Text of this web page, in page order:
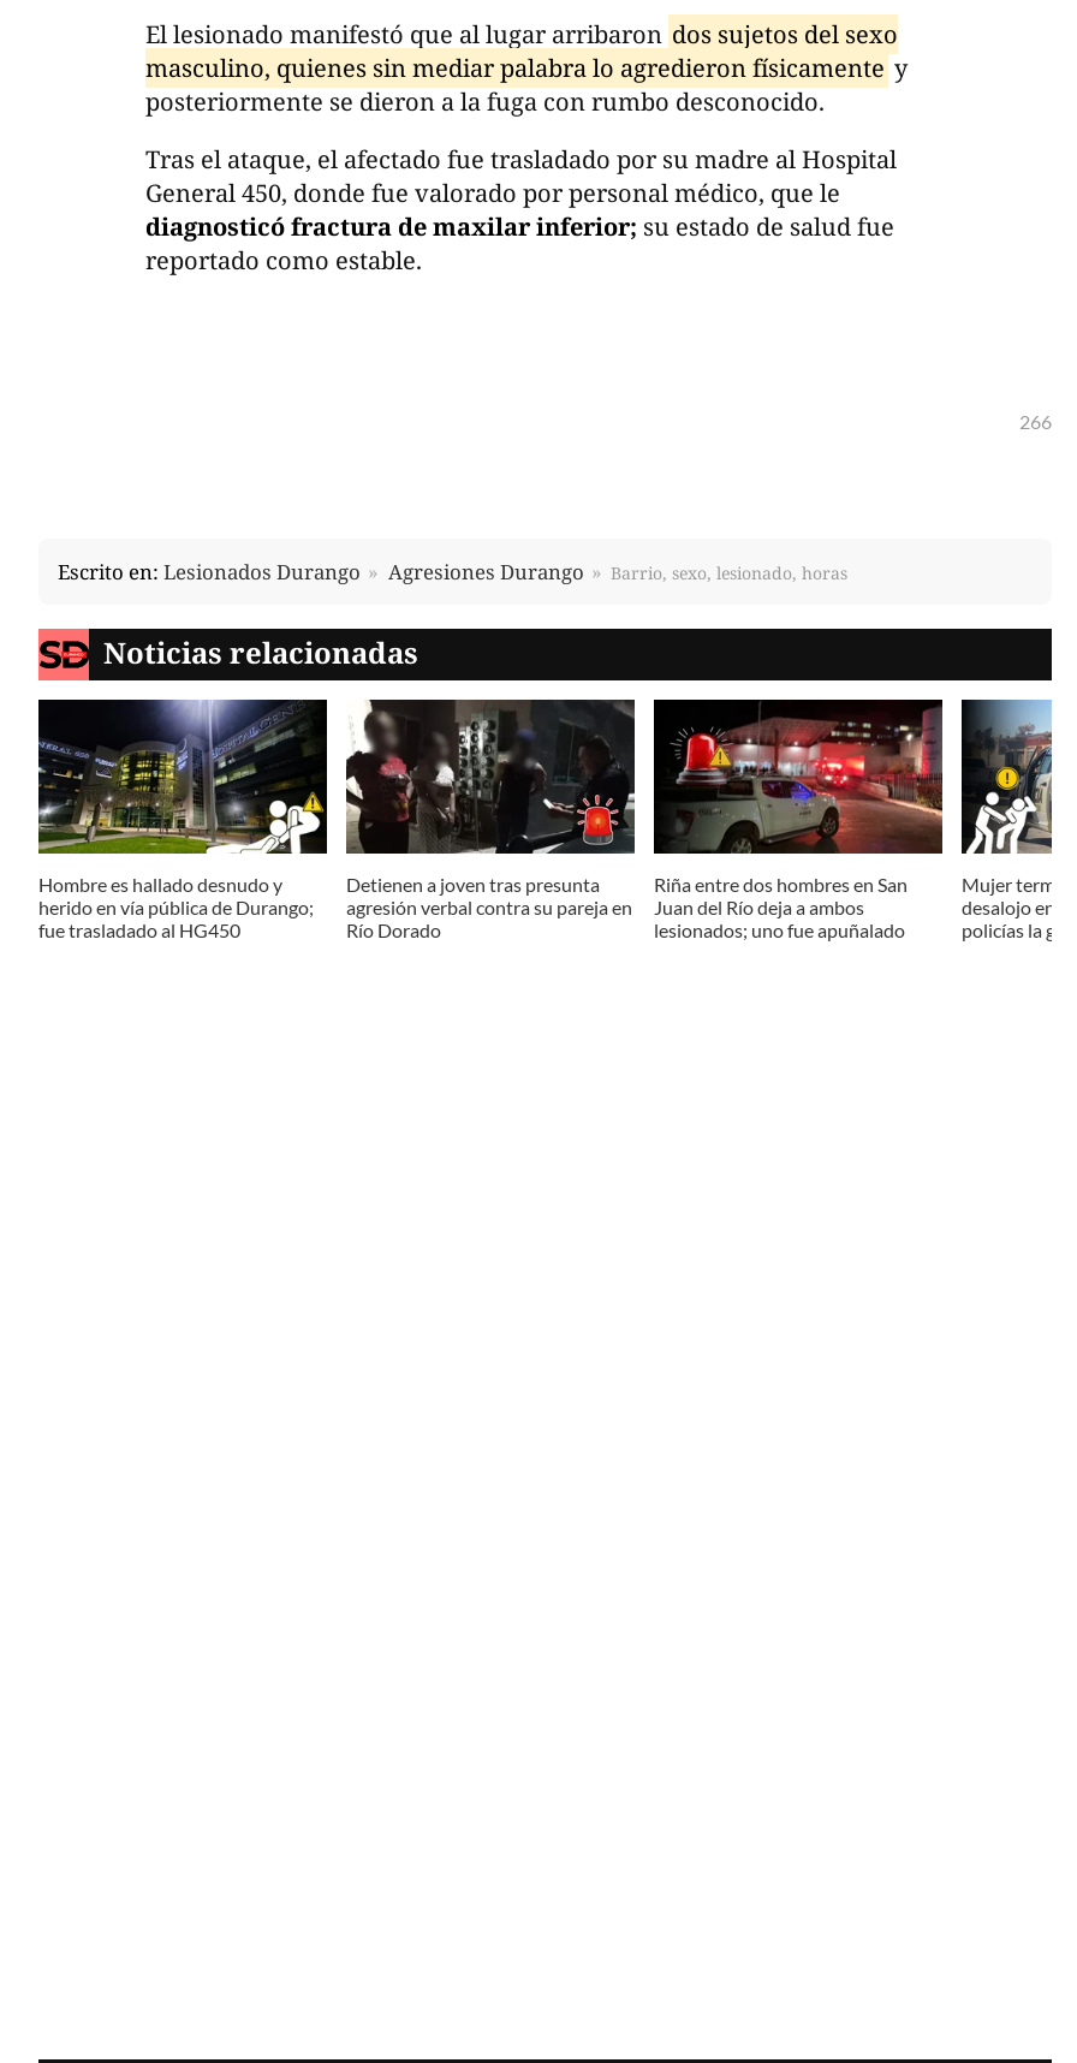
El lesionado manifestó que al lugar arribaron dos sujetos del sexo
masculino, quienes sin mediar palabra lo agredieron físicamente y
posteriormente se dieron a la fuga con rumbo desconocido.
Tras el ataque, el afectado fue trasladado por su madre al Hospital
General 450, donde fue valorado por personal médico, que le
diagnosticó fractura de maxilar inferior; su estado de salud fue
reportado como estable.
266
Escrito en: Lesionados Durango Agresiones Durango Barrio, sexo, lesionado, horas
Noticias relacionadas
Hombre es hallado desnudo y
herido en vía pública de Durango;
fue trasladado al HG450
Detienen a joven tras presunta
agresión verbal contra su pareja en
Río Dorado
Riña entre dos hombres en San
Juan del Río deja a ambos
lesionados; uno fue apuñalado
Mujer
desalojo en
policías la